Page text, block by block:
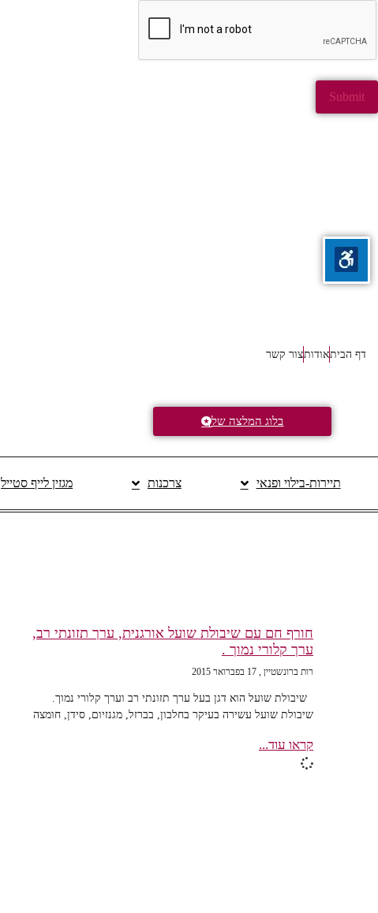
דף הביתאודותצור קשר
בלוג המלצה של
תיירות-בילוי ופנאי צרכנות מגזין לייף סטייל
חורף חם עם שיבולת שועל אורגנית, ערך תזונתי רב,
ערך קלורי נמוך .
רות ברונשטיין 17 בפברואר 2015
שיבולת שועל הוא דגן בעל ערך תזונתי רב וערך קלורי נמוך.
שיבולת שועל עשירה בעיקר בחלבון, בברזל, מגנזיום, סידן, חומצה
קראו עוד...